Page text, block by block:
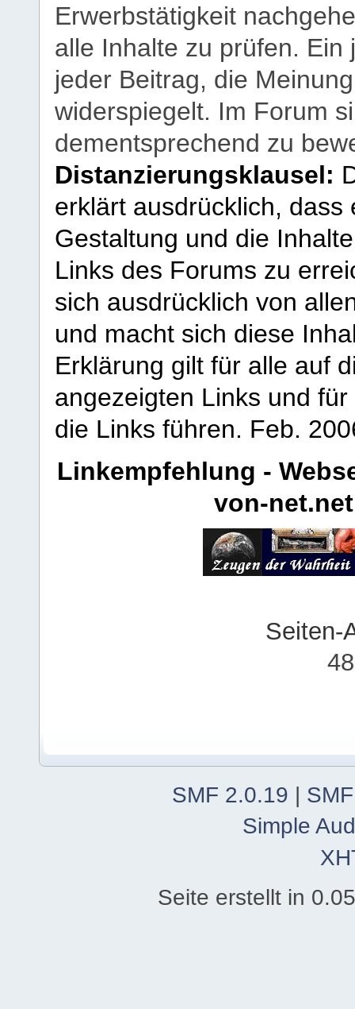
Erwerbstätigkeit
alle Inhalte zu prüfen.
jeder Beitrag, die
widerspiegelt. Im Forum
dementsprechend zu
Distanzierungsklausel:
erklärt ausdrücklich,
Gestaltung und die
Links des Forums zu
sich ausdrücklich von
und macht sich diese
Erklärung gilt für alle auf
angezeigten Links und
die Links führen. Feb.
Linkempfehlung -
von-net.net
Seiten-
SMF 2.0.19 |
Simple
Seite erstellt in